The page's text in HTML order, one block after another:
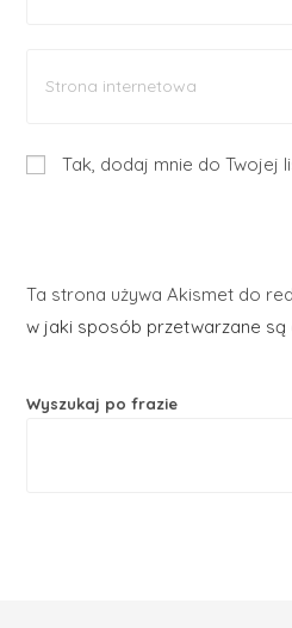
Tak, dodaj mnie do Twojej
Ta strona używa Akismet do
w jaki sposób przetwarzane są
Wyszukaj po frazie